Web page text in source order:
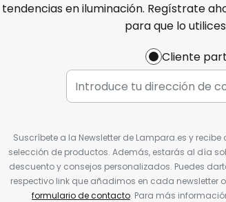
tendencias en iluminación. Regístrate
para que lo
Cliente
Suscríbete a la Newsletter de Lampara.es y
selección de productos. Además, estarás al día
descuento y consejos personalizados. Puedes
respectivo link que añadimos en cada
formulario de contacto. Para más